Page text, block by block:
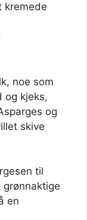
kremede
noe som
og kjeks,
og
skive
til
en